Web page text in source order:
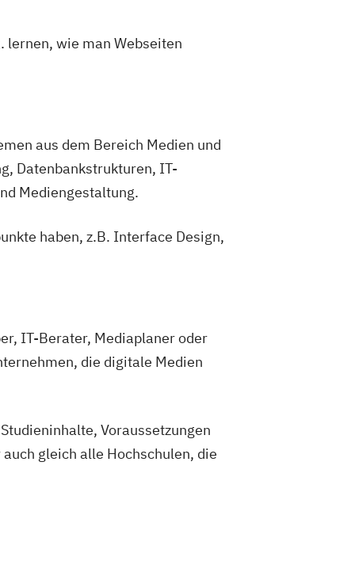
lernen, wie man Webseiten
aus dem Bereich Medien und
Datenbankstrukturen, IT-
Mediengestaltung.
haben, z.B. Interface Design,
IT-Berater, Mediaplaner oder
die digitale Medien
Voraussetzungen
gleich alle Hochschulen, die